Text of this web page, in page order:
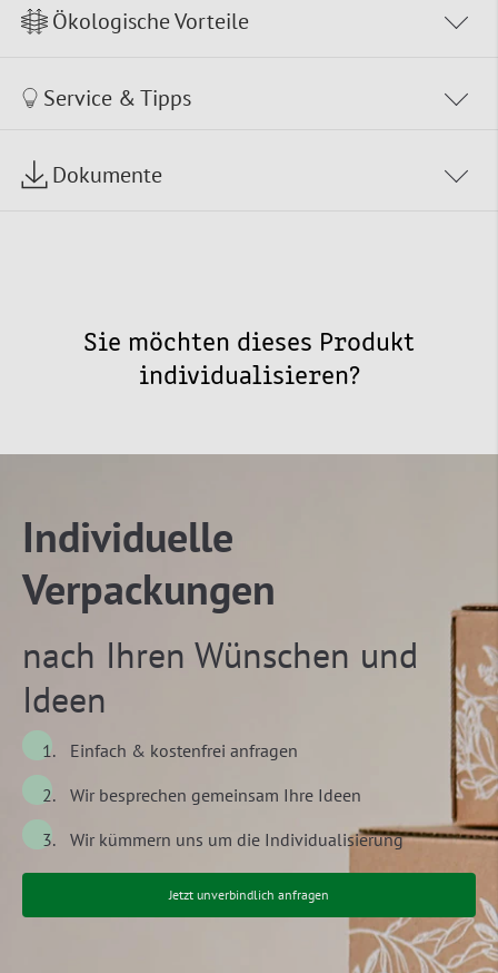
Ökologische Vorteile
Service & Tipps
Dokumente
Sie möchten dieses Produkt
individualisieren?
Individuelle
Verpackungen
nach Ihren Wünschen und
Ideen
Einfach & kostenfrei anfragen
Wir besprechen gemeinsam Ihre Ideen
Wir kümmern uns um die Individualisierung
Jetzt unverbindlich anfragen